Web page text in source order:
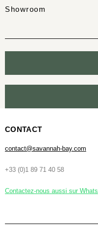
Showroom
CONTACT
contact@savannah-bay.com
+33 (0)1 89 71 40 58
Contactez-nous aussi sur